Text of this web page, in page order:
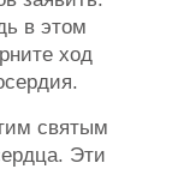
в этом
ход
святым
Эти